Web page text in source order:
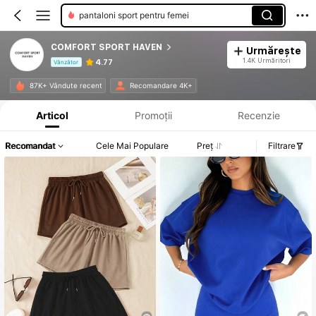
hanorace sport pentru femei
COMFORT SPORT HAVEN
Vânzător 4.77
Urmărește
1.4K Urmăritori
87K+ Vândute recent Recomandare 4K+
Informații despre produs: Divulgarea prețului, detalii privind vânzările și stocul.
Articol Promoții Recenzie
Recomandat Cele Mai Populare Preț Filtrare